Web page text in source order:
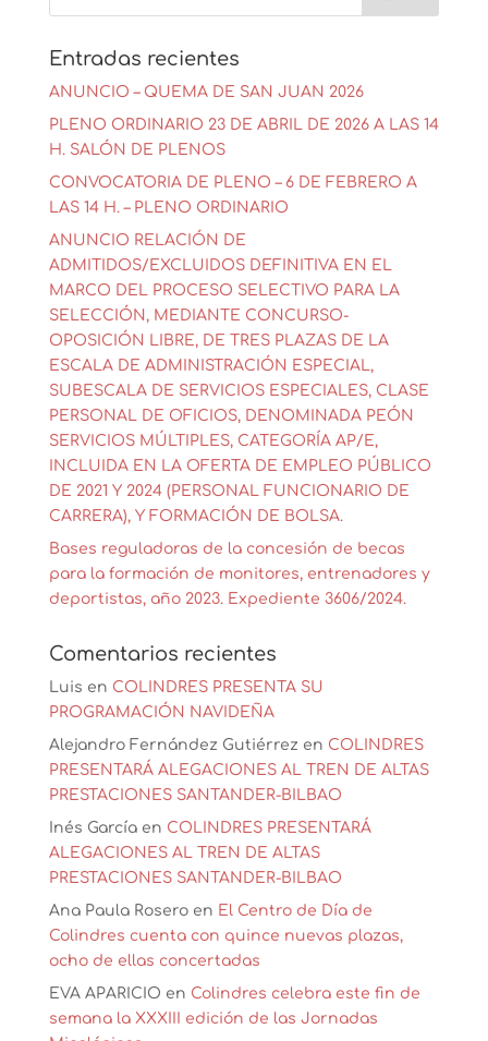
Entradas recientes
ANUNCIO – QUEMA DE SAN JUAN 2026
PLENO ORDINARIO 23 DE ABRIL DE 2026 A LAS 14
H. SALÓN DE PLENOS
CONVOCATORIA DE PLENO – 6 DE FEBRERO A
LAS 14 H. – PLENO ORDINARIO
ANUNCIO RELACIÓN DE
ADMITIDOS/EXCLUIDOS DEFINITIVA EN EL
MARCO DEL PROCESO SELECTIVO PARA LA
SELECCIÓN, MEDIANTE CONCURSO-
OPOSICIÓN LIBRE, DE TRES PLAZAS DE LA
ESCALA DE ADMINISTRACIÓN ESPECIAL,
SUBESCALA DE SERVICIOS ESPECIALES, CLASE
PERSONAL DE OFICIOS, DENOMINADA PEÓN
SERVICIOS MÚLTIPLES, CATEGORÍA AP/E,
INCLUIDA EN LA OFERTA DE EMPLEO PÚBLICO
DE 2021 Y 2024 (PERSONAL FUNCIONARIO DE
CARRERA), Y FORMACIÓN DE BOLSA.
Bases reguladoras de la concesión de becas
para la formación de monitores, entrenadores y
deportistas, año 2023. Expediente 3606/2024.
Comentarios recientes
Luis en COLINDRES PRESENTA SU
PROGRAMACIÓN NAVIDEÑA
Alejandro Fernández Gutiérrez en COLINDRES
PRESENTARÁ ALEGACIONES AL TREN DE ALTAS
PRESTACIONES SANTANDER-BILBAO
Inés Garcíaen COLINDRES PRESENTARÁ
ALEGACIONES AL TREN DE ALTAS
PRESTACIONES SANTANDER-BILBAO
Ana Paula Roseroen El Centro de Día de
Colindres cuenta con quince nuevas plazas,
ocho de ellas concertadas
EVA APARICIO en Colindres celebra este fin de
semana la XXXIII edición de las Jornadas